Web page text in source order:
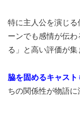
特に主人公を演じ
ーンでも感情が伝
る」と高い評価が集
脇を固めるキャス
ちの関係性が物語に